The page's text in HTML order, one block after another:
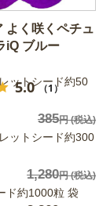
よく咲くペチュ
iQ ブルー
5.0 （1）
ットシード約50
385円(税込)
ットシード約300
1,280円(税込)
ド約1000粒 袋